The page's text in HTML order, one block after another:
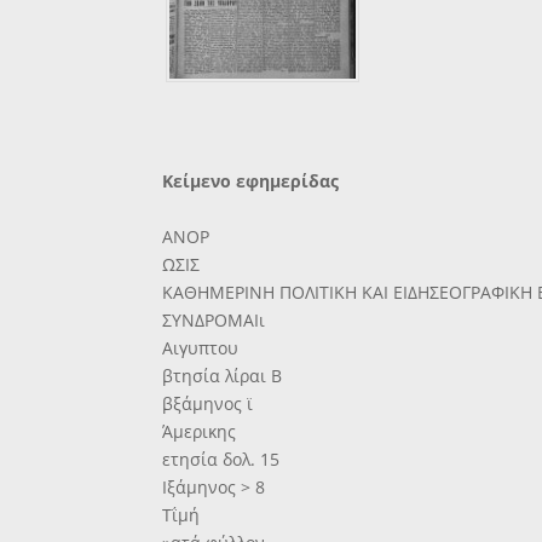
Κείμενο εφημερίδας
ΑΝΟΡ
ΩΣΙΣ
ΚΑΘΗΜΕΡΙΝΗ ΠΟΛΙΤΙΚΗ ΚΑΙ ΕΙΔΗΣΕΟΓΡΑΦΙΚΗ
ΣΥΝΔΡΟΜΑΙι
Αιγυπτου
βτησία λίραι Β
βξάμηνος ϊ
Άμερικης
ετησία δολ. 15
Ιξάμηνος > 8
Τΐμή